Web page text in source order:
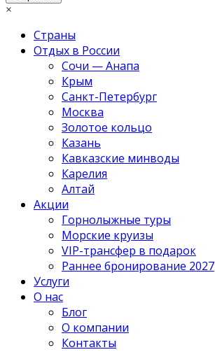
×
Страны
Отдых в России
Сочи — Анапа
Крым
Санкт-Петербург
Москва
Золотое кольцо
Казань
Кавказские минводы
Карелия
Алтай
Акции
Горнолыжные туры
Морские круизы
VIP-трансфер в подарок
Раннее бронирование 2027
Услуги
О нас
Блог
О компании
Контакты